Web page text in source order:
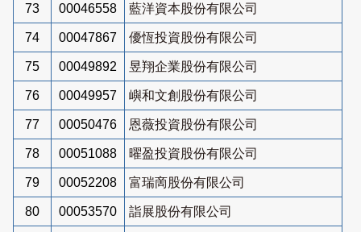
73 00046558 藍洋資本股份有限公司
74 00047867 優恆投資股份有限公司
75 00049892 昱翔企業股份有限公司
76 00049957 嶼和文創股份有限公司
77 00050476 恩薇投資股份有限公司
78 00051088 曜盈投資股份有限公司
79 00052208 富瑞啇股份有限公司
80 00053570 詣展股份有限公司